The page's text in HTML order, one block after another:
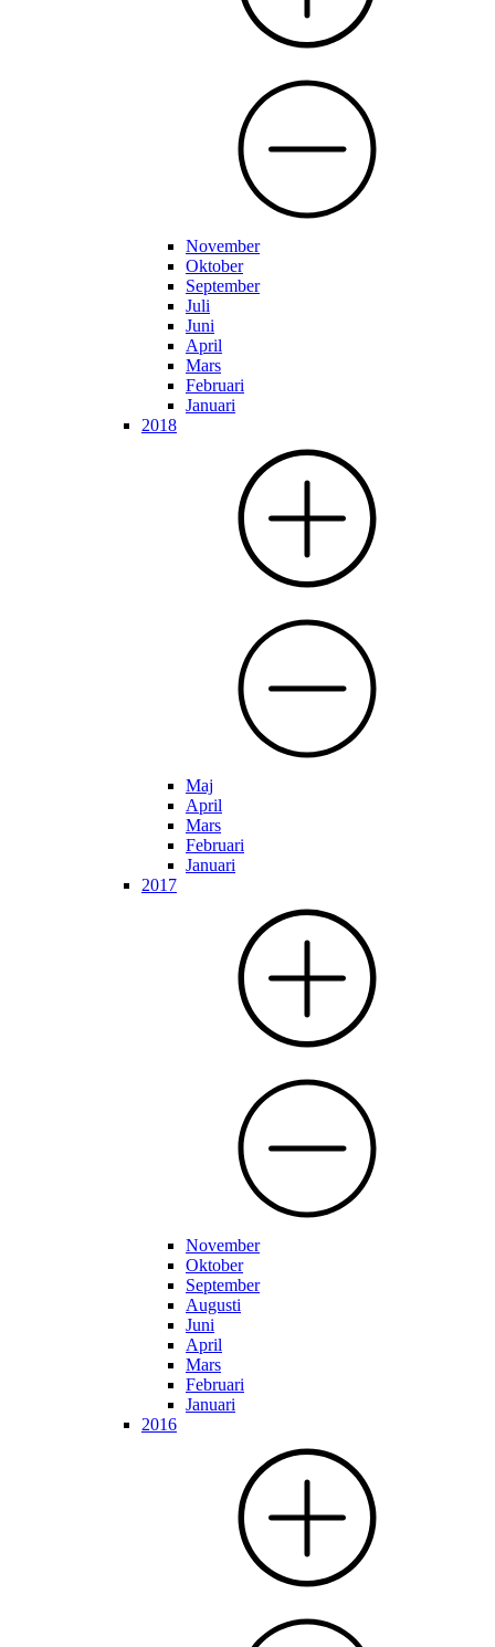
November
Oktober
September
Juli
Juni
April
Mars
Februari
Januari
2018
Maj
April
Mars
Februari
Januari
2017
November
Oktober
September
Augusti
Juni
April
Mars
Februari
Januari
2016